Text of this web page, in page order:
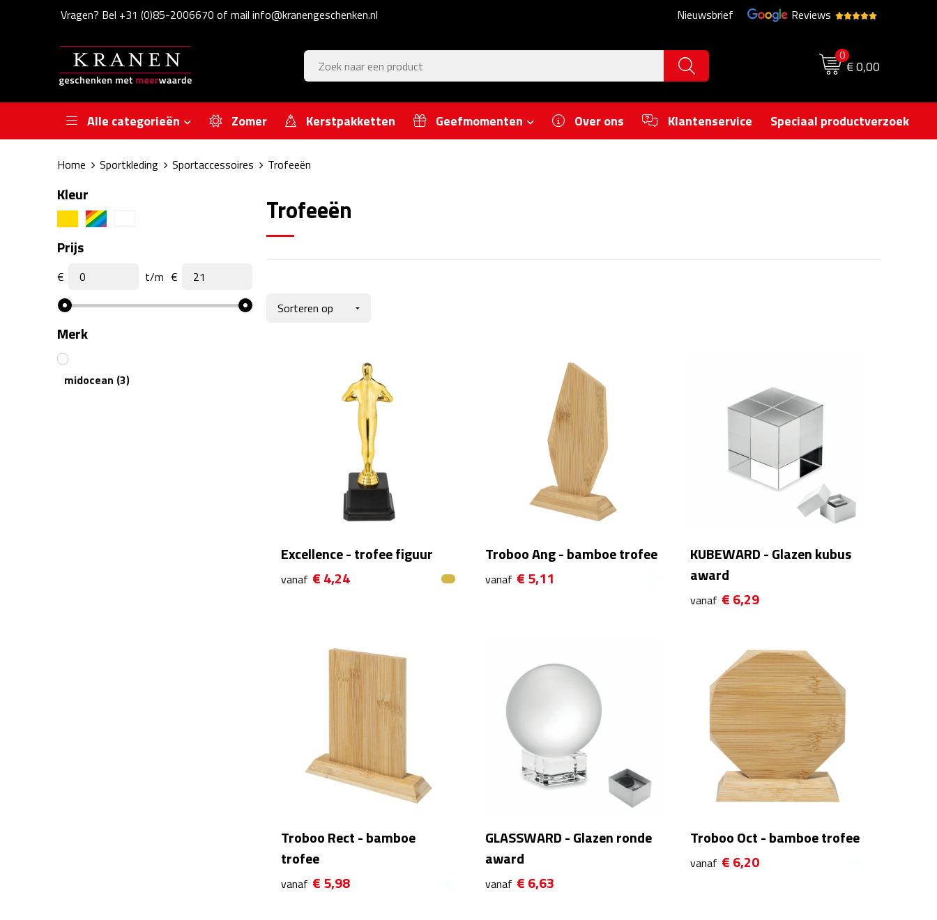
Vragen? Bel +31 (0)85-2006670 of mail info@kranengeschenken.nl Nieuwsbrief Reviews
0
€ 0,00
Alle categorieën Zomer Kerstpakketten Geefmomenten Over ons Klantenservice Speciaal productverzoek
Home Sportkleding Sportaccessoires Trofeeën
Kleur
Prijs
€ t/m €
Merk
midocean (3)
Trofeeën
Excellence - trofee figuur
vanaf € 4,24
Troboo Ang - bamboe trofee
vanaf € 5,11
KUBEWARD - Glazen kubus
award
vanaf € 6,29
Troboo Rect - bamboe
trofee
vanaf € 5,98
GLASSWARD - Glazen ronde
award
vanaf € 6,63
Troboo Oct - bamboe trofee
vanaf € 6,20